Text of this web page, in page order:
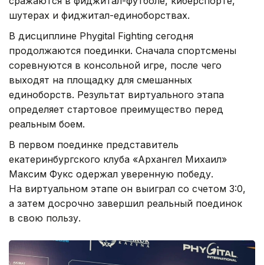
шутерах и фиджитал-единоборствах.
В дисциплине Phygital Fighting сегодня
продолжаются поединки. Сначала спортсмены
соревнуются в консольной игре, после чего
выходят на площадку для смешанных
единоборств. Результат виртуального этапа
определяет стартовое преимущество перед
реальным боем.
В первом поединке представитель
екатеринбургского клуба «Архангел Михаил»
Максим Фукс одержал уверенную победу.
На виртуальном этапе он выиграл со счетом 3:0,
а затем досрочно завершил реальный поединок
в свою пользу.